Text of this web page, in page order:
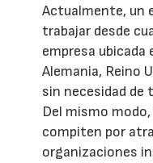
Actualmente, un
trabajar desde
empresa ubicada
Alemania, Reino
sin necesidad
Del mismo
compiten por
organizaciones